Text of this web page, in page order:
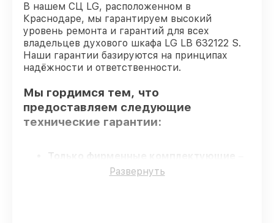
В нашем СЦ LG, расположенном в
Краснодаре, мы гарантируем высокий
уровень ремонта и гарантий для всех
владельцев духового шкафа LG LB 632122 S.
Наши гарантии базируются на принципах
надёжности и ответственности.
Мы гордимся тем, что
предоставляем следующие
технические гарантии:
Только фирменные комплектующие
только подлинные комплектующие.
Развернуть